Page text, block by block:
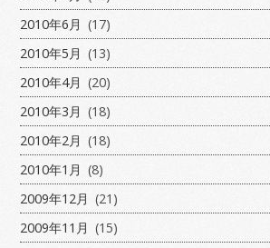
2010年6月 (17)
2010年5月 (13)
2010年4月 (20)
2010年3月 (18)
2010年2月 (18)
2010年1月 (8)
2009年12月 (21)
2009年11月 (15)